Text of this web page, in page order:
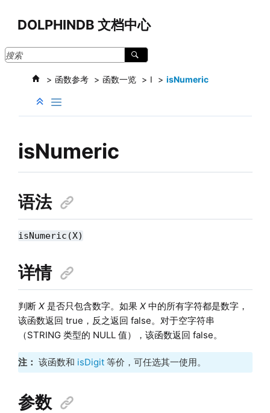
DOLPHINDB 文档中心
函数参考 函数一览 I isNumeric
isNumeric
语法
isNumeric(X)
详情
判断 X是否只包含数字。如果 X中的所有字符都是数字，
该函数返回 true，反之返回 false。对于空字符串
（STRING 类型的 NULL 值），该函数返回 false。
注： 该函数和 isDigit等价，可任选其一使用。
参数